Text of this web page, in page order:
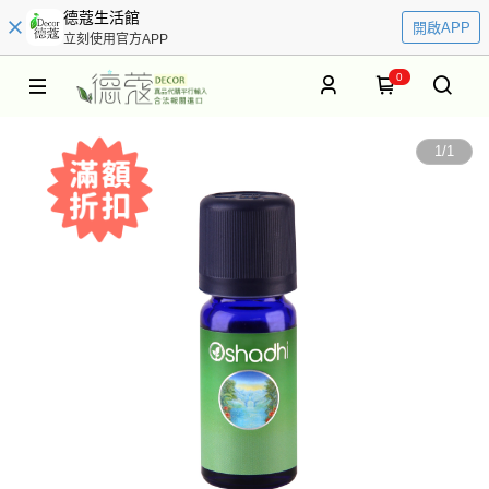
德蔻生活館
立刻使用官方APP
開啟APP
0
1/1